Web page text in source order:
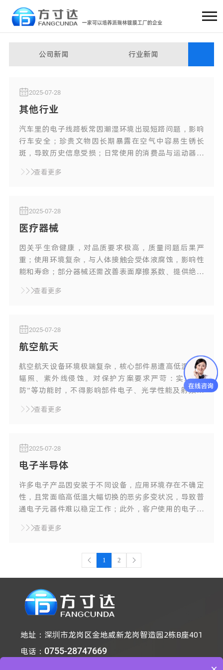
公司新闻 行业新闻
2025-07-28
其他行业
汽车里的电子线路板常因潮湿环境出现短路问题，影响
行车安全；珍贵文物因长期暴露在空气中容易生锈长
斑，导致历史信息受损；日常使用的消费品与运动器材
用性下降；生物科技实验室设备需具备良好生物相容
查看更多
2025-07-28
医疗器械
因关乎生命健康，对品质要求极高，质量问题后果严
重；使用环境复杂，与人体接触会受体液腐蚀，影响性
能和寿命；部分器械还需改善表面摩擦系数、提供绝缘
查看更多
2025-07-28
航空航天
航空航天设备环境极端复杂，核心部件易遭高低温、强
辐照、紫外线侵蚀。对保护方案要求严苛：实现“三
防”等功能时，不得影响部件电子、光学性能及射频信
对设备性能的影响。
查看更多
2025-07-28
电子半导体
许多电子产品因安装于不同设备，应用环境存在不确定
性，且常面临高低温大幅切换的恶劣多变状况，导致普
通电子元器件难以稳定工作；此外，客户使用的电子元
特点，一旦损坏会造成较大损失，因此迫切需要可靠的
查看更多
1 2
地址： 深圳市龙岗区金地威新龙岗智造园2栋B座401
电话： 0755-28747669